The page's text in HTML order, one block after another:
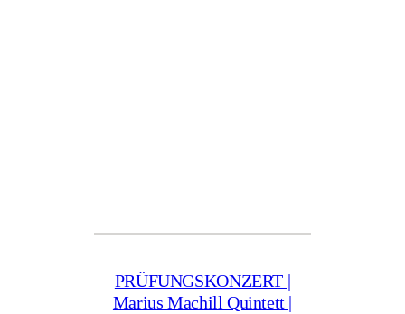
PRÜFUNGSKONZERT |
Marius Machill Quintett |